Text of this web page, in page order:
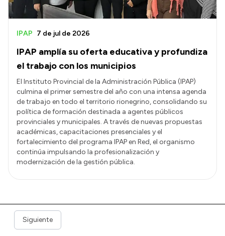
IPAP amplía su oferta educativa y profundiza
el trabajo con los municipios
IPAP 7 de jul de 2026
El Instituto Provincial de la Administración Pública (IPAP)
culmina el primer semestre del año con una intensa agenda
de trabajo en todo el territorio rionegrino, consolidando su
política de formación destinada a agentes públicos
provinciales y municipales. A través de nuevas propuestas
académicas, capacitaciones presenciales y el
fortalecimiento del programa IPAP en Red, el organismo
continúa impulsando la profesionalización y
modernización de la gestión pública.
Siguiente